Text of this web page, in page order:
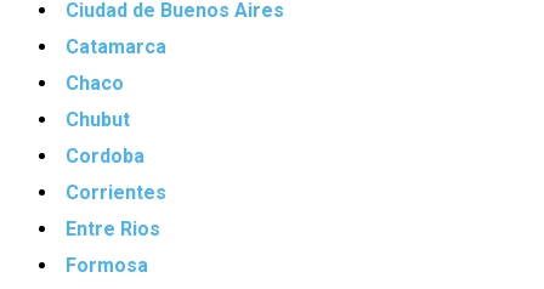
Ciudad de Buenos Aires
Catamarca
Chaco
Chubut
Cordoba
Corrientes
Entre Rios
Formosa